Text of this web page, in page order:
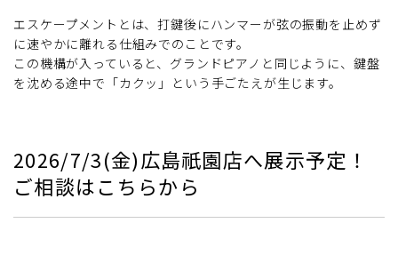
エスケープメントとは、打鍵後にハンマーが弦の振動を止めず
に速やかに離れる仕組みでのことです。
この機構が入っていると、グランドピアノと同じように、鍵盤
を沈める途中で「カクッ」という手ごたえが生じます。
2026/7/3(金)広島祇園店へ展示予定！
ご相談はこちらから